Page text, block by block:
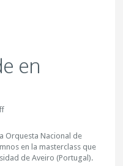
en
Orquesta Nacional de
en la masterclass que
de Aveiro (Portugal).